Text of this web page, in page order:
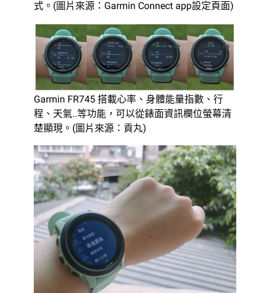
式。(圖片來源：Garmin Connect app設定頁面)
Garmin FR745 搭載心率、身體能量指數、行
程、天氣..等功能，可以從錶面資訊欄位螢幕清
楚顯現。(圖片來源：貢丸)